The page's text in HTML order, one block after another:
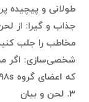
طولانی و پیچیده
جذاب و گیرا: از
مخاطب را جلب
شخصی‌سازی: اگر
که اعضای گروه 98s احساس کند پیام مخصوص اوست.
۳. لحن و بیان